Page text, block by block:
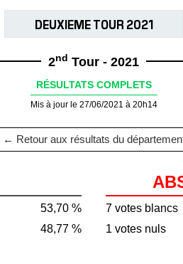
DEUXIEME TOUR 2021
2nd Tour - 2021
RÉSULTATS COMPLETS
Mis à jour le 27/06/2021 à 20h14
← Retour aux résultats du
53,70 %
48,77 %
7 votes blancs
1 votes nuls